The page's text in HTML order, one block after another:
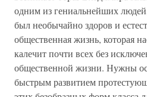
одним из гениальнейших
был необычайно здоров и
общественная жизнь, которая
калечит почти всех без
общественной жизни. Нужны
быстрым развитием